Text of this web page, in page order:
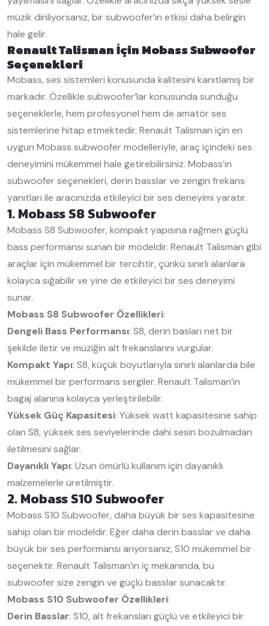
müzik dinliyorsanız, bir subwoofer’ın etkisi daha belirgin
hale gelir.
Renault Talisman İçin Mobass Subwoofer
Seçenekleri
Mobass, ses sistemleri konusunda kalitesini kanıtlamış bir
markadır. Özellikle subwoofer’lar konusunda sunduğu
seçeneklerle, hem profesyonel hem de amatör ses
sistemlerine hitap etmektedir. Renault Talisman için en
uygun Mobass subwoofer modelleriyle, araç içindeki ses
deneyimini mükemmel hale getirebilirsiniz. Mobass’ın
subwoofer seçenekleri, derin basslar ve zengin frekans
yanıtları ile aracınızda etkileyici bir ses deneyimi yaratır.
1. Mobass S8 Subwoofer
Mobass S8 Subwoofer, kompakt yapısına rağmen güçlü
bass performansı sunan bir modeldir. Renault Talisman gibi
araçlar için mükemmel bir tercihtir, çünkü sınırlı alanlara
kolayca sığabilir ve yine de etkileyici bir ses deneyimi
sunar.
Mobass S8 Subwoofer Özellikleri:
Dengeli Bass Performansı: S8, derin basları net bir
şekilde iletir ve müziğin alt frekanslarını vurgular.
Kompakt Yapı: S8, küçük boyutlarıyla sınırlı alanlarda bile
mükemmel bir performans sergiler. Renault Talisman’ın
bagaj alanına kolayca yerleştirilebilir.
Yüksek Güç Kapasitesi: Yüksek watt kapasitesine sahip
olan S8, yüksek ses seviyelerinde dahi sesin bozulmadan
iletilmesini sağlar.
Dayanıklı Yapı: Uzun ömürlü kullanım için dayanıklı
malzemelerle üretilmiştir.
2. Mobass S10 Subwoofer
Mobass S10 Subwoofer, daha büyük bir ses kapasitesine
sahip olan bir modeldir. Eğer daha derin basslar ve daha
büyük bir ses performansı arıyorsanız, S10 mükemmel bir
seçenektir. Renault Talisman’ın iç mekanında, bu
subwoofer size zengin ve güçlü basslar sunacaktır.
Mobass S10 Subwoofer Özellikleri:
Derin Basslar: S10, alt frekansları güçlü ve etkileyici bir